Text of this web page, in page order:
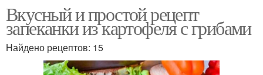
Вкусный и простой рецепт
запеканки из картофеля с грибами
Найдено рецептов: 15